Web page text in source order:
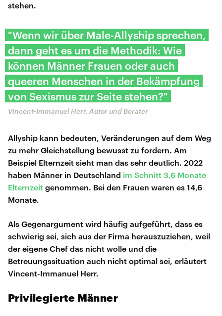
stehen.
"Wenn wir über Male-Allyship sprechen,
dann geht es um die Methodik: Wie
können Männer Frauen oder auch
queeren Menschen in der Bekämpfung
von Sexismus zur Seite stehen?"
Vincent-Immanuel Herr, Autor und Berater
Allyship kann bedeuten, Veränderungen auf dem Weg
zu mehr Gleichstellung bewusst zu fordern. Am
Beispiel Elternzeit sieht man das sehr deutlich. 2022
haben Männer in Deutschland im Schnitt 3,6 Monate
Elternzeit genommen. Bei den Frauen waren es 14,6
Monate.
Als Gegenargument wird häufig aufgeführt, dass es
schwierig sei, sich aus der Firma herauszuziehen, weil
der eigene Chef das nicht wolle und die
Betreuungssituation auch nicht optimal sei, erläutert
Vincent-Immanuel Herr.
Privilegierte Männer